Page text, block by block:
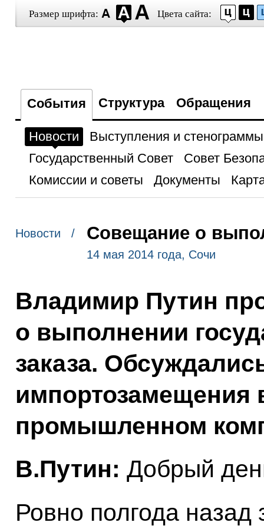
Размер шрифта: Цвета сайта:
События Структура Обращения
Новости
Выступления и стенограммы
Государственный Совет
Совет
Комиссии и советы
Документы
Новости / Совещание о
14 мая 2014 года, Сочи
Владимир Путин
о выполнении
заказа.
импортозамещения
промышленном
В.Путин: Добрый
Ровно полгода